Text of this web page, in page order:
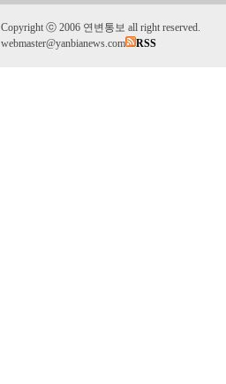
Copyright ⓒ 2006 연변통보 all right reserved.
webmaster@yanbianews.com
RSS